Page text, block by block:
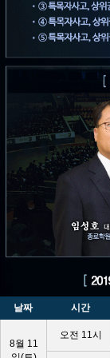
날짜 시간
8월 11
오전 11시